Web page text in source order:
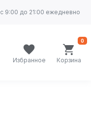
с 9:00 до 21:00 ежедневно
Избранное Корзина
0